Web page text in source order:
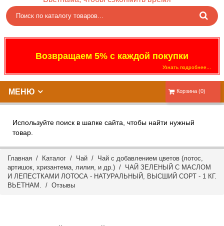
Возвращаем 5% с каждой покупки
Узнать подробнее...
Корзина (0)
МЕНЮ
Используйте поиск в шапке сайта, чтобы найти нужный
товар.
Главная / Каталог / Чай / Чай с добавлением цветов (лотос,
артишок, хризантема, лилия, и др.) / ЧАЙ ЗЕЛЕНЫЙ С МАСЛОМ
И ЛЕПЕСТКАМИ ЛОТОСА - НАТУРАЛЬНЫЙ, ВЫСШИЙ СОРТ - 1 КГ.
ВЬЕТНАМ. / Отзывы